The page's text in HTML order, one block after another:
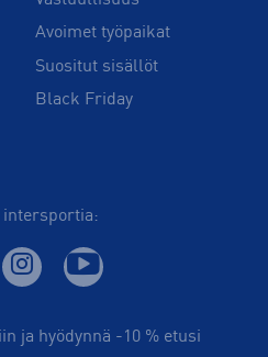
Avoimet työpaikat
Suositut sisällöt
Black Friday
intersportia:
ja hyödynnä -10 % etusi